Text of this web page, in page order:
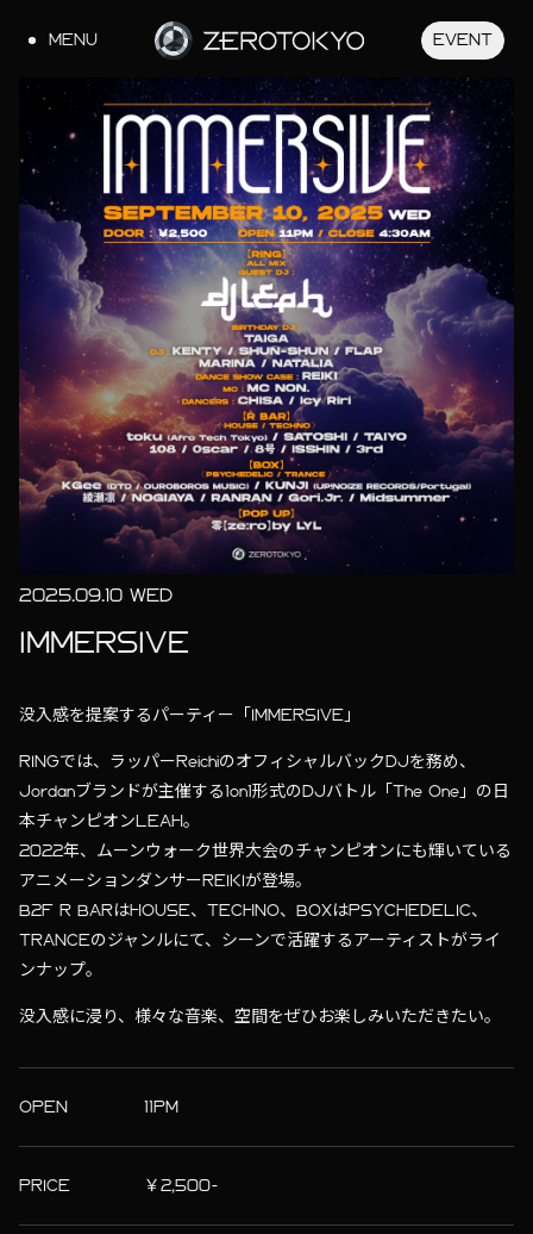
MENU EVENT
JA EN
2025.09.10 WED
IMMERSIVE
没入感を提案するパーティー「IMMERSIVE」
RINGでは、ラッパーReichiのオフィシャルバックDJを務め、
Jordanブランドが主催する1on1形式のDJバトル「The One」の日
本チャンピオンLEAH。
2022年、ムーンウォーク世界大会のチャンピオンにも輝いている
アニメーションダンサーREIKIが登場。
B2F R BARはHOUSE、TECHNO、BOXはPSYCHEDELIC、
TRANCEのジャンルにて、シーンで活躍するアーティストがライ
ンナップ。
没入感に浸り、様々な音楽、空間をぜひお楽しみいただきたい。
OPEN 11PM
PRICE ￥2,500-